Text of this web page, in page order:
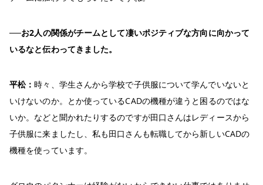
──お2人の関係がチームとして凄いポジティブな方向に向かって
いるなと伝わってきました。
平松：時々、学生さんから学校で子供服について学んでいないと
いけないのか。とか使っているCADの機種が違うと困るのではな
いか。などと聞かれたりするのですが田口さんはレディースから
子供服に来ましたし、私も田口さんも転職してから新しいCADの
機種を使っています。